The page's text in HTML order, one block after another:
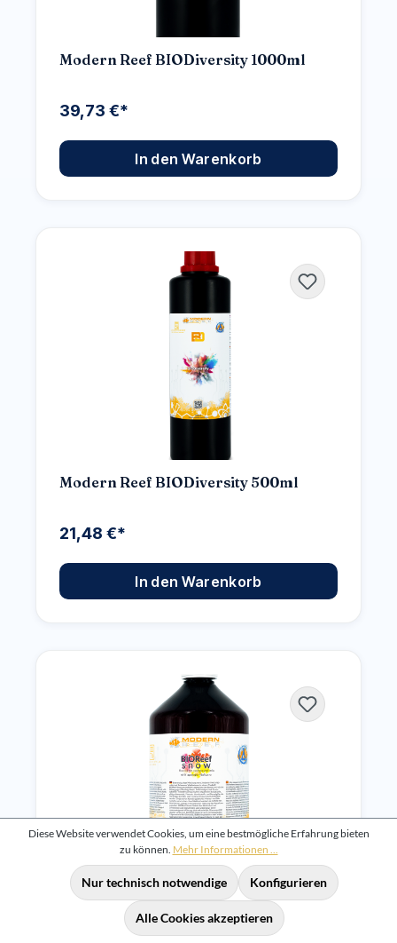
Modern Reef BIODiversity 1000ml
39,73 €*
In den Warenkorb
Modern Reef BIODiversity 500ml
21,48 €*
In den Warenkorb
Modern Reef BIOReef-Snow 1000ml
Diese Website verwendet Cookies, um eine bestmögliche Erfahrung bieten
zu können. Mehr Informationen ...
Nur technisch notwendige Konfigurieren
Alle Cookies akzeptieren